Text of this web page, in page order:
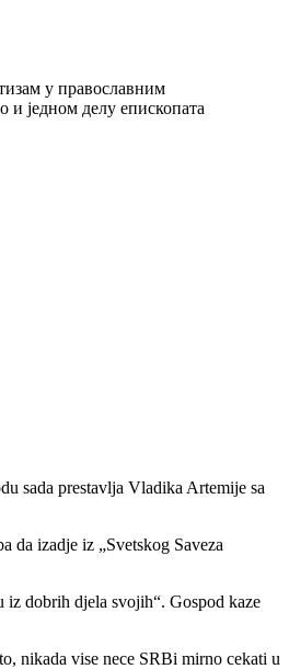
у православним
и једном делу епископата
sada prestavlja Vladika Artemije sa
da izadje iz „Svetskog Saveza
dobrih djela svojih“. Gospod kaze
nikada vise nece SRBi mirno cekati u